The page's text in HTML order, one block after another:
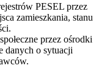
PESEL przez
zamieszkania, stanu
przez ośrodki
danych o sytuacji